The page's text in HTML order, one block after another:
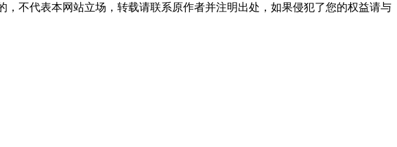
不代表本网站立场，转载请联系原作者并注明出处，如果侵犯了您的权益请与